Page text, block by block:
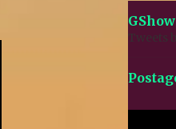
GShow
Tweets